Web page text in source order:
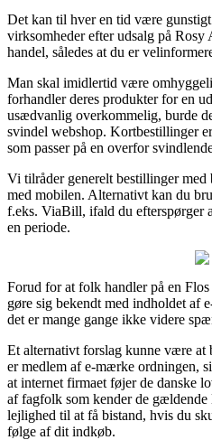
Det kan til hver en tid være
virksomheder efter udsalg på
handel, således at du er
Man skal imidlertid være
forhandler deres produkter for en
usædvanlig overkommelig, burde
svindel webshop. Kortbestillinger
som passer på en overfor
Vi tilråder generelt bestillinger
med mobilen. Alternativt kan du
f.eks. ViaBill, ifald du efterspørger
en periode.
Forud for at folk handler på en
gøre sig bekendt med indholdet af
det er mange gange ikke videre
Et alternativt forslag kunne være
er medlem af e-mærke ordningen,
at internet firmaet føjer de danske
af fagfolk som kender de
lejlighed til at få bistand, hvis du
følge af dit indkøb.